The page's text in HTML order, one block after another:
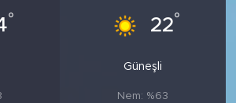
° 22°
Güneşli
Nem: %63